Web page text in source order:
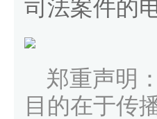
司法案件的
郑重声明
目的在于传